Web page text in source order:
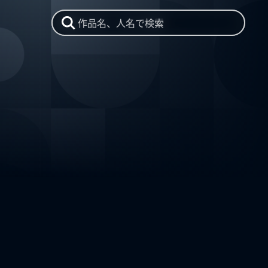
作品名、人名で検索